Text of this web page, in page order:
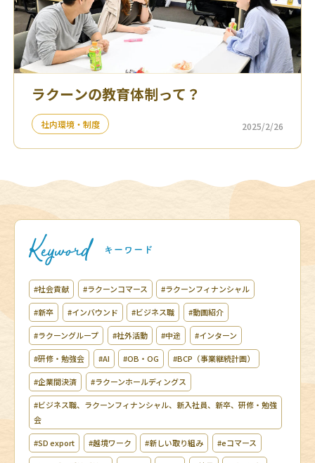
ラクーンの教育体制って？
社内環境・制度 2025/2/26
#社会貢献 #ラクーンコマース #ラクーンフィナンシャル
#新卒 #インバウンド #ビジネス職 #動画紹介
#ラクーングループ #社外活動 #中途 #インターン
#研修・勉強会 #AI #OB・OG #BCP（事業継続計画）
#企業間決済 #ラクーンホールディングス
#ビジネス職、ラクーンフィナンシャル、新入社員、新卒、研修・勉強
会
#SD export #越境ワーク #新しい取り組み #eコマース